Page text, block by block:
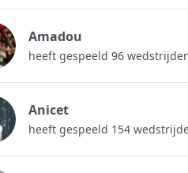
Amadou
heeft gespeeld 96
Anicet
heeft gespeeld 154